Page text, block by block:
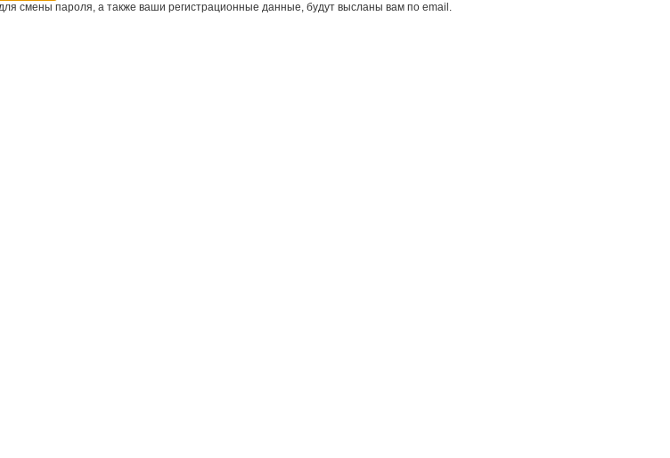
смены пароля, а также ваши регистрационные данные, будут высланы вам по email.